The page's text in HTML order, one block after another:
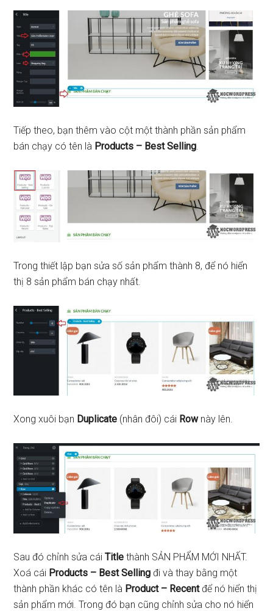
Tiếp theo, bạn thêm vào cột một thành phần sản phẩm
bán chạy có tên là Products – Best Selling.
Trong thiết lập bạn sửa số sản phẩm thành 8, để nó hiển
thị 8 sản phẩm bán chạy nhất.
Xong xuôi bạn Duplicate (nhân đôi) cái Row này lên.
Sau đó chỉnh sửa cáiTitlethành SẢN PHẨM MỚI NHẤT.
Xoá cái Products – Best Selling đi và thay bằng một
thành phần khác có tên là Product – Recentđể nó hiển thị
sản phẩm mới. Trong đó bạn cũng chỉnh sửa cho nó hiển